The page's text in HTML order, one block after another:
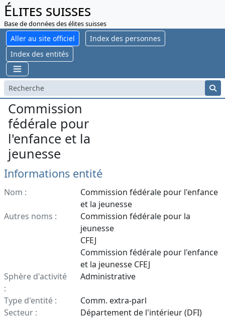
Élites suisses
Base de données des élites suisses
Aller au site officiel
Index des personnes
Index des entités
Commission
fédérale pour
l'enfance et la
jeunesse
Informations entité
Nom :
Commission fédérale pour l'enfance
et la jeunesse
Autres noms :
Commission fédérale pour la
jeunesse
CFEJ
Commission fédérale pour l'enfance
et la jeunesse CFEJ
Sphère d'activité
:
Administrative
Type d'entité :
Comm. extra-parl
Secteur :
Département de l'intérieur (DFI)